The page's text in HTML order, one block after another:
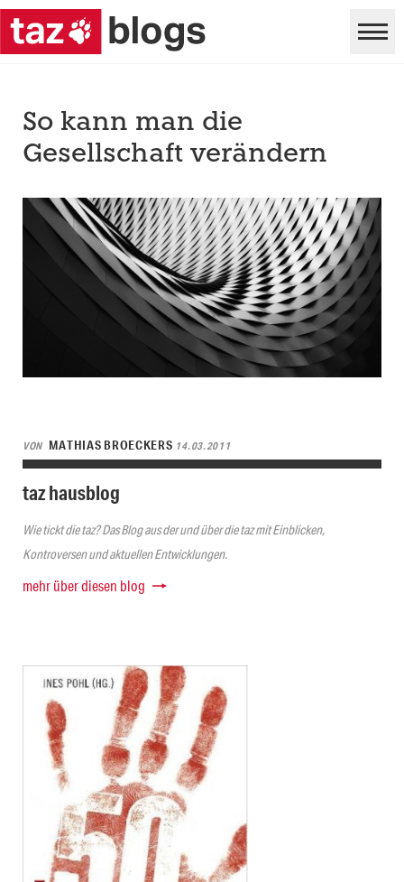
So kann man die
Gesellschaft verändern
VON MATHIAS BROECKERS 14.03.2011
taz hausblog
Wie tickt die taz? Das Blog aus der und über die taz mit Einblicken,
Kontroversen und aktuellen Entwicklungen.
mehr über diesen blog